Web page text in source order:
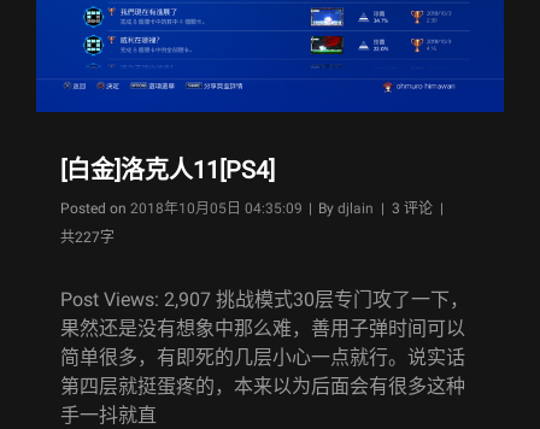
[白金]洛克人11[PS4]
Posted on 2018年10月05日 04:35:09 | By Byline
djlain | 3 评论 |
共227字
Post Views: 2,907 挑战模式30层专门攻了一下，
果然还是没有想象中那么难，善用子弹时间可以
简单很多，有即死的几层小心一点就行。说实话
第四层就挺蛋疼的，本来以为后面会有很多这种
手一抖就直